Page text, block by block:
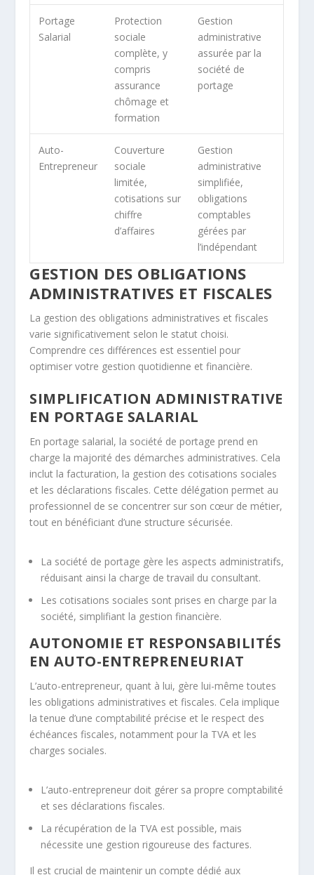
Portage
Salarial
Protection
sociale
complète, y
compris
assurance
chômage et
formation
Gestion
administrative
assurée par la
société de
portage
Auto-
Entrepreneur
Couverture
sociale
limitée,
cotisations sur
chiffre
d’affaires
Gestion
administrative
simplifiée,
obligations
comptables
gérées par
l’indépendant
GESTION DES OBLIGATIONS
ADMINISTRATIVES ET FISCALES
La gestion des obligations administratives et fiscales
varie significativement selon le statut choisi.
Comprendre ces différences est essentiel pour
optimiser votre gestion quotidienne et financière.
SIMPLIFICATION ADMINISTRATIVE
EN PORTAGE SALARIAL
En portage salarial, la société de portage prend en
charge la majorité des démarches administratives. Cela
inclut la facturation, la gestion des cotisations sociales
et les déclarations fiscales. Cette délégation permet au
professionnel de se concentrer sur son cœur de métier,
tout en bénéficiant d’une structure sécurisée.
La société de portage gère les aspects administratifs,
réduisant ainsi la charge de travail du consultant.
Les cotisations sociales sont prises en charge par la
société, simplifiant la gestion financière.
AUTONOMIE ET RESPONSABILITÉS
EN AUTO-ENTREPRENEURIAT
L’auto-entrepreneur, quant à lui, gère lui-même toutes
les obligations administratives et fiscales. Cela implique
la tenue d’une comptabilité précise et le respect des
échéances fiscales, notamment pour la TVA et les
charges sociales.
L’auto-entrepreneur doit gérer sa propre comptabilité
et ses déclarations fiscales.
La récupération de la TVA est possible, mais
nécessite une gestion rigoureuse des factures.
Il est crucial de maintenir un compte dédié aux